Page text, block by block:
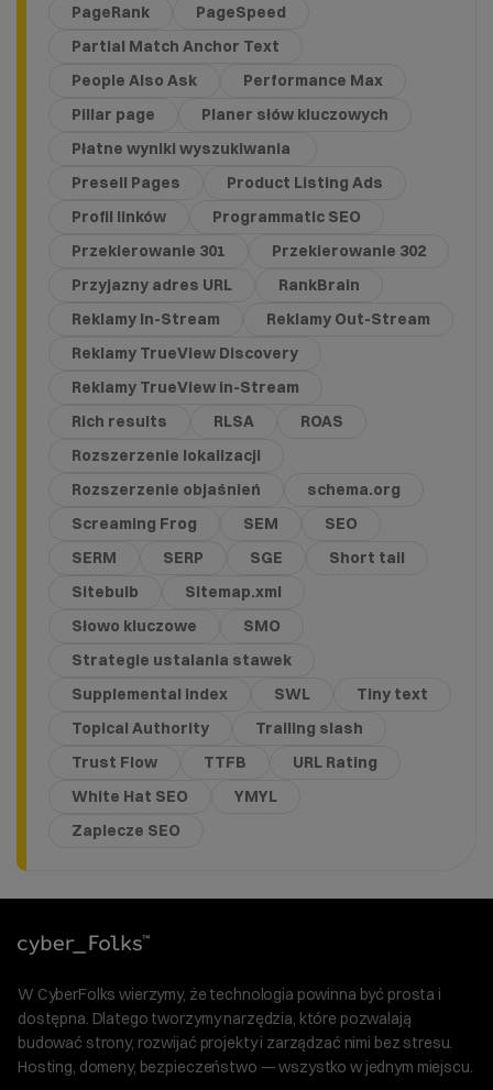
PageRank
PageSpeed
Partial Match Anchor Text
People Also Ask
Performance Max
Pillar page
Planer słów kluczowych
Płatne wyniki wyszukiwania
Presell Pages
Product Listing Ads
Profil linków
Programmatic SEO
Przekierowanie 301
Przekierowanie 302
Przyjazny adres URL
RankBrain
Reklamy In-Stream
Reklamy Out-Stream
Reklamy TrueView Discovery
Reklamy TrueView in-Stream
Rich results
RLSA
ROAS
Rozszerzenie lokalizacji
Rozszerzenie objaśnień
schema.org
Screaming Frog
SEM
SEO
SERM
SERP SGE
Short tail
Sitebulb
Sitemap.xml
Słowo kluczowe
SMO
Strategie ustalania stawek
Supplemental index
SWL
Tiny text
Topical Authority
Trailing slash
Trust Flow
TTFB
URL Rating
White Hat SEO
YMYL
Zaplecze SEO
W CyberFolks wierzymy, że technologia powinna być prosta i
dostępna. Dlatego tworzymy narzędzia, które pozwalają
budować strony, rozwijać projekty i zarządzać nimi bez stresu.
Hosting, domeny, bezpieczeństwo — wszystko w jednym miejscu.